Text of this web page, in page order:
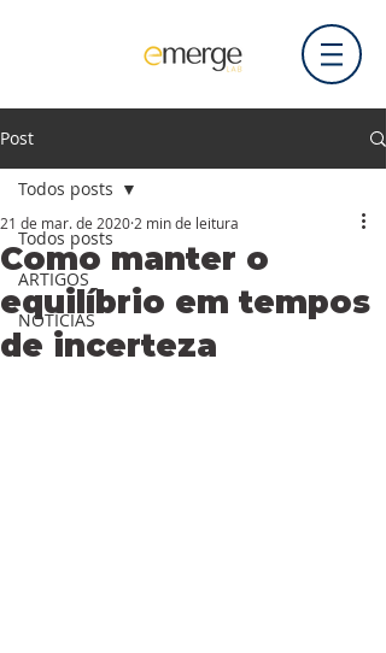
Post
Todos posts
ARTIGOS
NOTÍCIAS
Todos posts
Como manter o
equilíbrio em tempos
de incerteza
21 de mar. de 2020 2 min de leitura